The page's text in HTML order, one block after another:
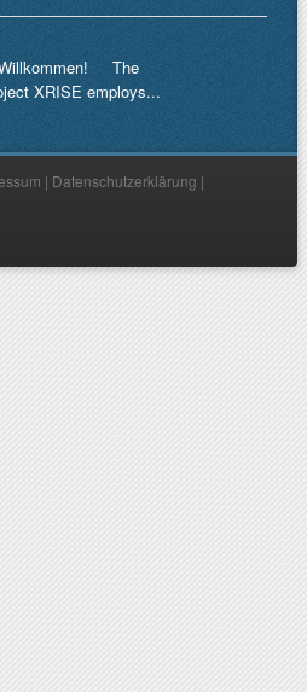
The
XRISE employs...
| Datenschutzerklärung |